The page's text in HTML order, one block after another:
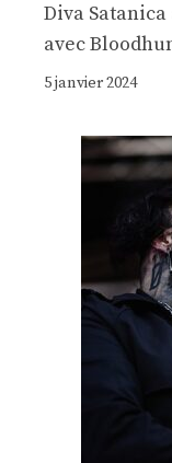
Diva
avec
5 janvier 2024